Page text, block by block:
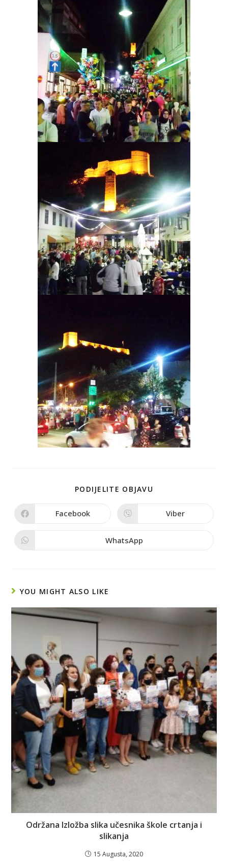
PODIJELITE OBJAVU
Facebook Viber
WhatsApp
YOU MIGHT ALSO LIKE
Održana Izložba slika učesnika škole crtanja i
slikanja
15 Augusta, 2020